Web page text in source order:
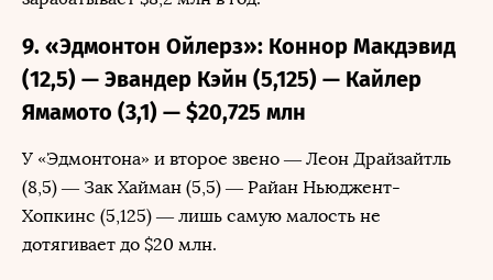
9. «Эдмонтон Ойлерз»: Коннор Макдэвид
(12,5) — Эвандер Кэйн (5,125) — Кайлер
Ямамото (3,1) — $20,725 млн
У «Эдмонтона» и второе звено — Леон Драйзайтль
(8,5) — Зак Хайман (5,5) — Райан Ньюджент-
Хопкинс (5,125) — лишь самую малость не
дотягивает до $20 млн.